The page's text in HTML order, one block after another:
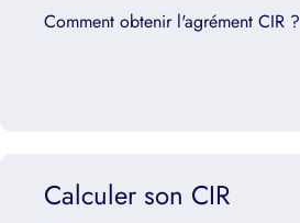
Comment obtenir l'agrément CIR ?
Calculer son CIR